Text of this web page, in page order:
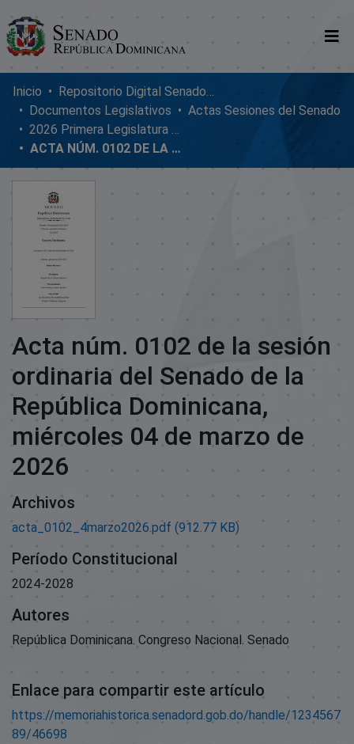
Comunidades
Glosario
Nosotros
Inicio
Repositorio Digital SenadoRD
Documentos Legislativos
Actas Sesiones del Senado
2026 Primera Legislatura Ordinaria
ACTA NÚM. 0102 DE LA SESIÓN ORDINARIA DEL SENADO DE LA REPÚBLICA DOMINICANA, MIÉRCOLES 04 DE MARZO DE 2026
Acta núm. 0102 de la sesión
ordinaria del Senado de la
República Dominicana,
miércoles 04 de marzo de
2026
Archivos
acta_0102_4marzo2026.pdf (912.77 KB)
Período Constitucional
2024-2028
Autores
República Dominicana. Congreso Nacional. Senado
Enlace para compartir este artículo
https://memoriahistorica.senadord.gob.do/handle/1234567
89/46698